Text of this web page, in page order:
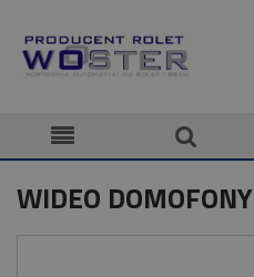
WIDEO DOMOFONY